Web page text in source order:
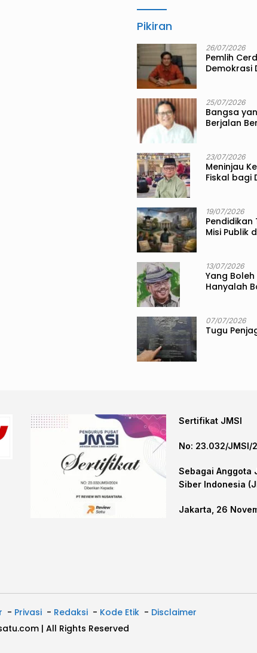
Pikiran
26/07/2026
Pemlih
Demokrasi
25/07/2026
Bangsa
Berjalan
23/07/2026
Meninjau
Fiskal bagi
19/07/2026
Pendidikan
Misi Publik
13/07/2026
Yang
Hanyalah
07/07/2026
Tugu
Sertifikat JMSI
No: 23.032/JMSI/
Sebagai Anggota
Siber Indonesia
Jakarta, 26
Privasi Redaksi Kode Etik
Disclaimer
| All Rights Reserved